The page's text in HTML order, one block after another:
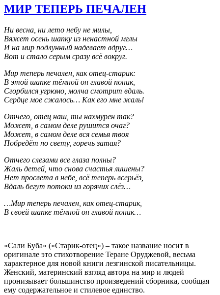
МИР ТЕПЕРЬ ПЕЧАЛЕН
Ни весна, ни лето небу не милы,
Вяжет осень шапку из ненастной мглы
И на мир подлунный надевает вдруг…
Вот и стало серым сразу всё вокруг.
Мир теперь печален, как отец-старик:
В этой шапке тёмной он главой поник,
Сгорбился угрюмо, молча смотрит вдаль.
Сердце мое сжалось… Как его мне жаль!
Отчего, отец наш, ты нахмурен так?
Может, в самом деле рушится очаг?
Может, в самом деле вся семья твоя
Побредёт по свету, горечь затая?
Отчего слезами все глаза полны?
Жаль детей, что снова счастья лишены?
Нет просвета в небе, всё теперь всерьёз,
Вдаль бегут потоки из горячих слёз…
…Мир теперь печален, как отец-старик,
В своей шапке тёмной он главой поник…
«Сали Буба» («Старик-отец») – такое название носит в
оригинале это стихотворение Теране Оруджевой, весьма
характерное для новой книги лезгинской писательницы.
Женский, материнский взгляд автора на мир и людей
пронизывает большинство произведений сборника, сообщая
ему содержательное и стилевое единство.